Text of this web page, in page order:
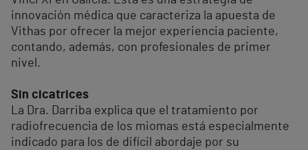
innovación médica que caracteriza la apuesta de
Vithas por ofrecer la mejor experiencia paciente,
contando, además, con profesionales de primer
nivel.
Sin cicatrices
La Dra. Darriba explica que el tratamiento por
radiofrecuencia de los miomas está especialmente
indicado para los de difícil abordaje por su